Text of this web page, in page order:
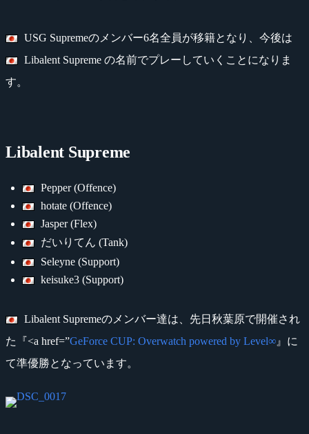
USG Supremeのメンバー6名全員が移籍となり、今後は
Libalent Supreme の名前でプレーしていくことになりま
す。
Libalent Supreme
Pepper (Offence)
hotate (Offence)
Jasper (Flex)
だいりてん (Tank)
Seleyne (Support)
keisuke3 (Support)
Libalent Supremeのメンバー達は、先日秋葉原で開催され
た『<a href=”GeForce CUP: Overwatch powered by Level∞ 』に
て準優勝となっています。